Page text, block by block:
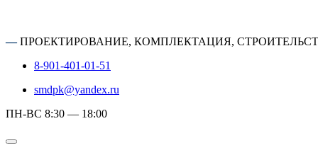
—ПРОЕКТИРОВАНИЕ, КОМПЛЕКТАЦИЯ,
8-901-401-01-51
smdpk@yandex.ru
ПН-ВС 8:30 — 18:00